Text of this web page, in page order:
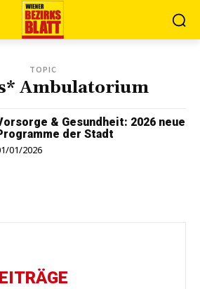
TOPIC
Ambulatorium
& Gesundheit: 2026 neue
der Stadt
01/2026